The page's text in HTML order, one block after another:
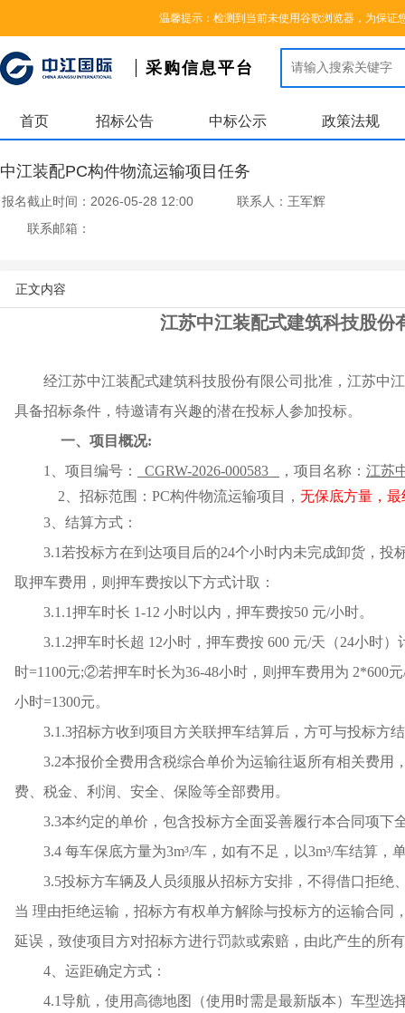
温馨提示：检测到当前未使用谷歌浏览器，为保证
您好，欢迎来到中江国际集团采购信息平台，请登录 | 注册
采购信息平台
首页 招标公告 中标公示 政策法规
中江装配PC构件物流运输项目任务
报名截止时间： 2026-05-28 12:00 联系人： 王军辉
联系邮箱：
正文内容
江苏中江装配式建筑科技股份
经江苏中江装配式建筑科技股份有限公司批准，江苏中
具备招标条件，特邀请有兴趣的潜在投标人参加投标。
一、项目概况:
1、 项目编号： CGRW-2026-000583 ， 项目名称： 江苏
2、招标范围： PC构件物流运输项目 ， 无保底方量，
3、结算方式：
3.1若投标方在到达项目后的24个小时内未完成卸货，投
取押车费用，则押车费按以下方式计取：
3.1.1押车时长 1-12 小时以内，押车费按50 元/小时。
3.1.2押车时长超 12小时，押车费按 600 元/天（24小时）
时=1100元;②若押车时长为36-48小时，则押车费用为 2*600
小时=1300元。
3.1.3招标方收到项目方关联押车结算后，方可与投标方
3.2本报价全费用含税综合单价为运输往返所有相关费
费、税金、利润、安全、保险等全部费用。
3.3本约定的单价，包含投标方全面妥善履行本合同项
3.4 每车保底方量为3m³/车，如有不足，以3m³/车结算，
3.5投标方车辆及人员须服从招标方安排，不得借口拒
当 理由拒绝运输，招标方有权单方解除与投标方的运输合同
延误，致使项目方对招标方进行罚款或索赔，由此产生的所
4、运距确定方式：
4.1导航，使用高德地图（使用时需是最新版本）车型